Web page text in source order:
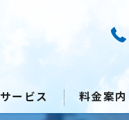
サービス 料金案内